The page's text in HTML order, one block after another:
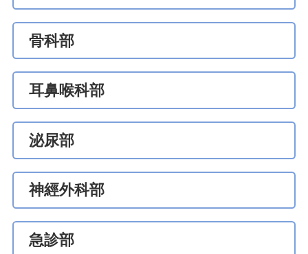
骨科部
耳鼻喉科部
泌尿部
神經外科部
急診部